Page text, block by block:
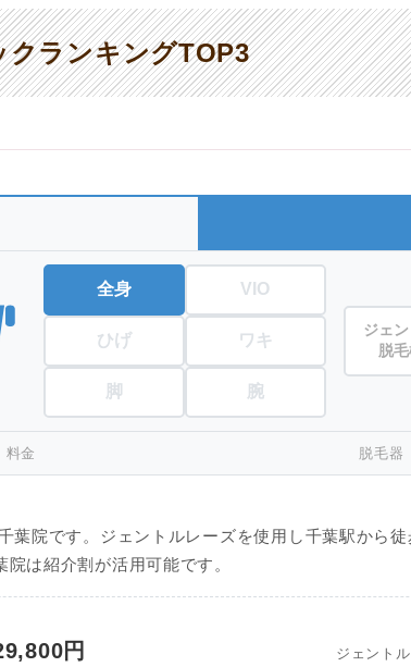
クランキングTOP3
全身 VIO
ひげ ワキ
脚 腕
ジェ
脱
料金 脱毛器
葉院です。ジェントルレーズを使用し千葉駅から
は紹介割が活用可能です。
円 ジェント